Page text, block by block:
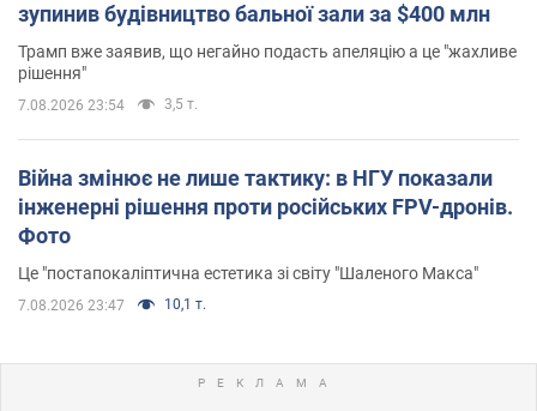
зупинив будівництво бальної зали за $400 млн
Трамп вже заявив, що негайно подасть апеляцію а це "жахливе
рішення"
7.08.2026 23:54 3,5 т.
Війна змінює не лише тактику: в НГУ показали
інженерні рішення проти російських FPV-дронів.
Фото
Це "постапокаліптична естетика зі світу "Шаленого Макса"
7.08.2026 23:47 10,1 т.